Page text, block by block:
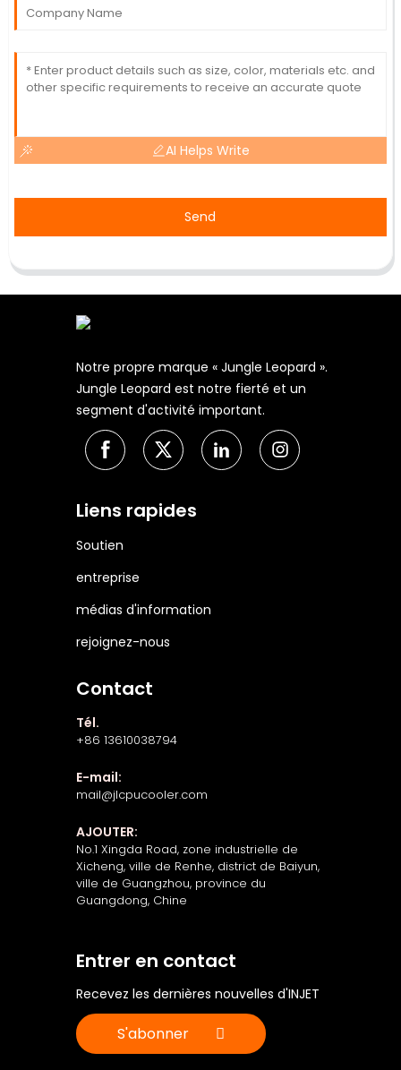
AI Helps Write
Send
Notre propre marque « Jungle Leopard ».
Jungle Leopard est notre fierté et un
segment d'activité important.
Liens rapides
Soutien
entreprise
médias d'information
rejoignez-nous
Contact
Tél.
+86 13610038794
E-mail:
mail@jlcpucooler.com
AJOUTER:
No.1 Xingda Road, zone industrielle de
Xicheng, ville de Renhe, district de Baiyun,
ville de Guangzhou, province du
Guangdong, Chine
Entrer en contact
Recevez les dernières nouvelles d'INJET
S'abonner